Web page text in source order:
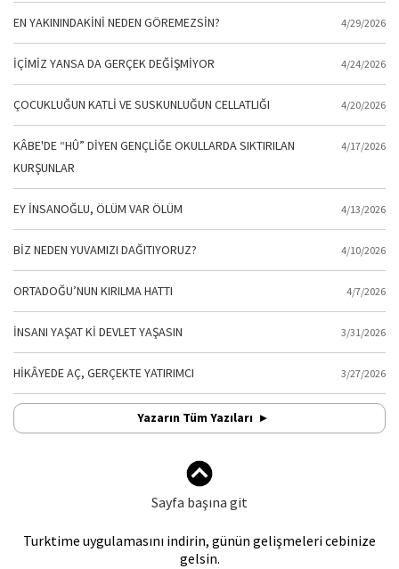
EN YAKININDAKİNİ NEDEN GÖREMEZSİN? 4/29/2026
İÇİMİZ YANSA DA GERÇEK DEĞİŞMİYOR 4/24/2026
ÇOCUKLUĞUN KATLİ VE SUSKUNLUĞUN CELLATLIĞI 4/20/2026
KÂBE'DE “HÛ” DİYEN GENÇLİĞE OKULLARDA SIKTIRILAN
KURŞUNLAR
4/17/2026
EY İNSANOĞLU, ÖLÜM VAR ÖLÜM 4/13/2026
BİZ NEDEN YUVAMIZI DAĞITIYORUZ? 4/10/2026
ORTADOĞU’NUN KIRILMA HATTI 4/7/2026
İNSANI YAŞAT Kİ DEVLET YAŞASIN 3/31/2026
HİKÂYEDE AÇ, GERÇEKTE YATIRIMCI 3/27/2026
Yazarın Tüm Yazıları
Sayfa başına git
Turktime uygulamasını indirin, günün gelişmeleri cebinize
gelsin.